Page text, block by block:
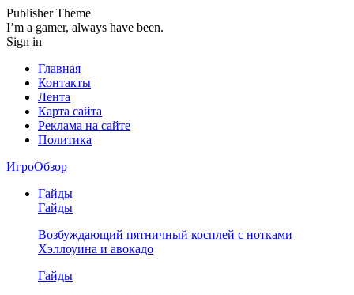
Publisher Theme
I’m a gamer, always have been.
Sign in
Главная
Контакты
Лента
Карта сайта
Реклама на сайте
Политика
ИгроОбзор
Гайды
Гайды
Возбуждающий пятничный косплей с нотками
Хэллоуина и авокадо
Гайды